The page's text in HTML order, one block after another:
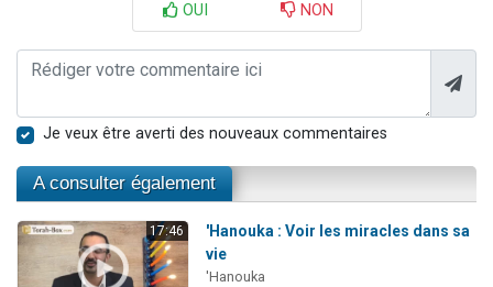
OUI NON
Je veux être averti des nouveaux commentaires
A consulter également
17:46
'Hanouka : Voir les miracles dans sa
vie
'Hanouka